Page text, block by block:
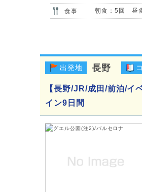
食事 朝食：5回 昼
出発地 長野
【長野/JR/成田/前泊/イ
イン9日間